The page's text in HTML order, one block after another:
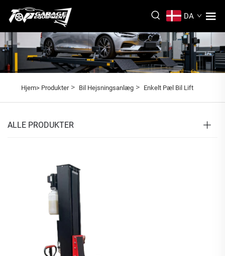
DA
Hjem> Produkter> Bil Hejsningsanlæg> Enkelt Pæl Bil Lift
ALLE PRODUKTER